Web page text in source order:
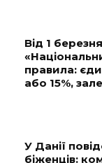
Від 1
правила:
або 15%,
У Данії
біженців: